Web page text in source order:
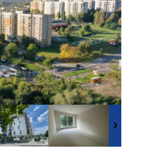
Zgłoś
ofertę